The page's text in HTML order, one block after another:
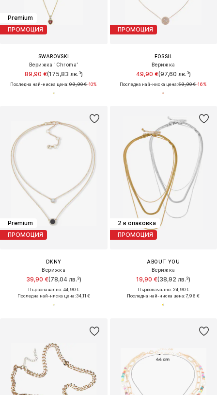
Premium
ПРОМОЦИЯ
SWAROVSKI
Верижка 'Chroma'
89,90 €(175,83 лв.³)
Последна най-ниска цена:99,90 €-10%
ПРОМОЦИЯ
FOSSIL
Верижка
49,90 €(97,60 лв.³)
Последна най-ниска цена:59,90 €-16%
Premium
ПРОМОЦИЯ
DKNY
Верижка
39,90 €(78,04 лв.³)
Първоначално: 44,90 €
Последна най-ниска цена:34,11 €
2 в опаковка
ПРОМОЦИЯ
ABOUT YOU
Верижка
19,90 €(38,92 лв.³)
Първоначално: 24,90 €
Последна най-ниска цена:7,96 €